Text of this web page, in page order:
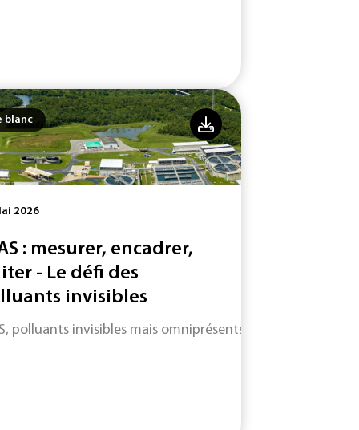
blanc
2026
: mesurer, encadrer,
- Le défi des
invisibles
polluants invisibles mais omniprésents : entre angles